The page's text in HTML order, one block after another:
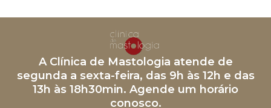
A Clínica de Mastologia atende de
segunda a sexta-feira, das 9h às 12h e das
13h às 18h30min. Agende um horário
conosco.